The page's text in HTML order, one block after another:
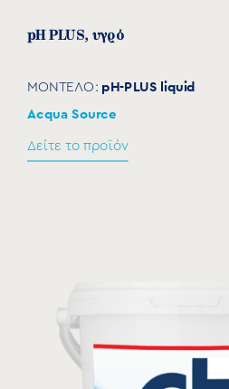
pH PLUS, υγρό
ΜΟΝΤΕΛΟ: pH-PLUS liquid
Acqua Source
Δείτε το προϊόν